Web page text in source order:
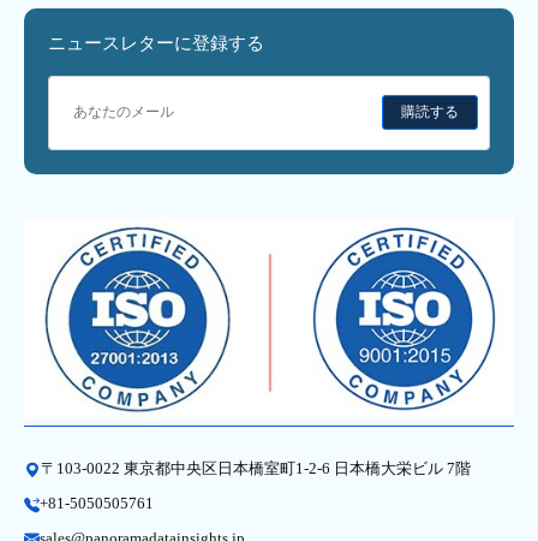
ニュースレターに登録する
購読する
〒103-0022 東京都中央区日本橋室町1-2-6 日本橋大栄ビル 7階
+81-5050505761